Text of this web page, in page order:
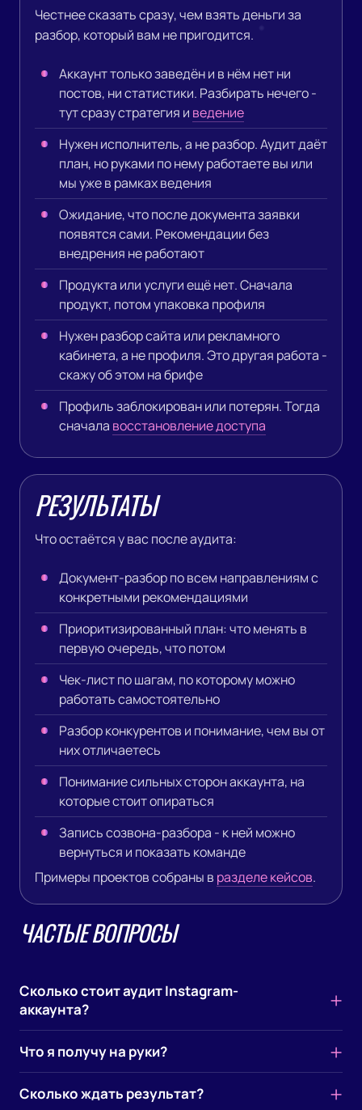
Честнее сказать сразу, чем взять деньги за
разбор, который вам не пригодится.
Аккаунт только заведён и в нём нет ни
постов, ни статистики. Разбирать нечего -
тут сразу стратегия и ведение
Нужен исполнитель, а не разбор. Аудит даёт
план, но руками по нему работаете вы или
мы уже в рамках ведения
Ожидание, что после документа заявки
появятся сами. Рекомендации без
внедрения не работают
Продукта или услуги ещё нет. Сначала
продукт, потом упаковка профиля
Нужен разбор сайта или рекламного
кабинета, а не профиля. Это другая работа -
скажу об этом на брифе
Профиль заблокирован или потерян. Тогда
сначала восстановление доступа
РЕЗУЛЬТАТЫ
Что остаётся у вас после аудита:
Документ-разбор по всем направлениям с
конкретными рекомендациями
Приоритизированный план: что менять в
первую очередь, что потом
Чек-лист по шагам, по которому можно
работать самостоятельно
Разбор конкурентов и понимание, чем вы от
них отличаетесь
Понимание сильных сторон аккаунта, на
которые стоит опираться
Запись созвона-разбора - к ней можно
вернуться и показать команде
Примеры проектов собраны в разделе кейсов.
ЧАСТЫЕ ВОПРОСЫ
Сколько стоит аудит Instagram-
аккаунта?
аккаунта, объёма контента за период и от того,
кабинета. Назову точную сумму после короткого
Что я получу на руки?
профиля, контент, сторис и Reels, статистика,
Сколько ждать результат?